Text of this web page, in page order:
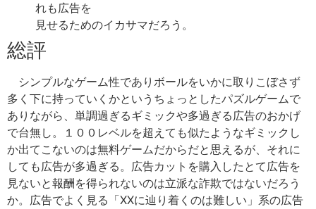
れも広告を
見せるためのイカサマだろう。
総評
シンプルなゲーム性でありボールをいかに取りこぼさず
多く下に持っていくかというちょっとしたパズルゲームで
ありながら、単調過ぎるギミックや多過ぎる広告のおかげ
で台無し。１００レベルを超えても似たようなギミックし
か出てこないのは無料ゲームだからだと思えるが、それに
しても広告が多過ぎる。広告カットを購入したとて広告を
見ないと報酬を得られないのは立派な詐欺ではないだろう
か。広告でよく見る「XXに辿り着くのは難しい」系の広告